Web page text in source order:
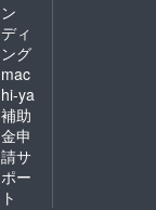
ン
ディ
ング
mac
hi-ya
補助
金申
請サ
ポー
ト